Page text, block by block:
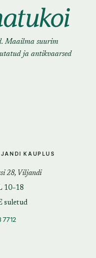
Maailma suurim
ja antikvaarsed
KAUPLUS
28, Viljandi
10–18
suletud
7712